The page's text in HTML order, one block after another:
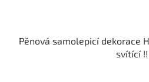
Pěnová samolepicí dekorace
svítící !!